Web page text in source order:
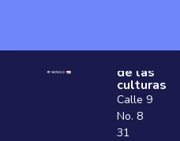
de las
culturas
Calle 9
No. 8
31